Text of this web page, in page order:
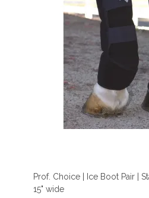
Prof. Choice | Ice Boot Pair |
15" wide